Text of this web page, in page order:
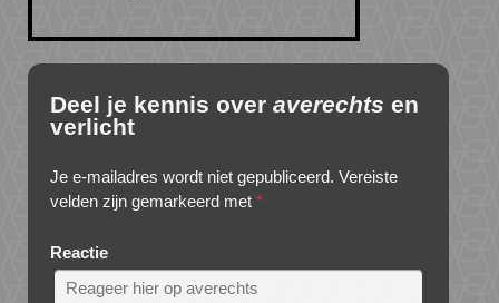
Deel je kennis over averechts en
verlicht
Je e-mailadres wordt niet gepubliceerd. Vereiste
velden zijn gemarkeerd met *
Reactie